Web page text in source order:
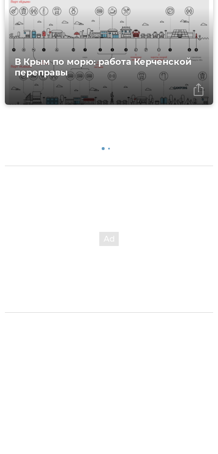
В Крым по морю: работа Керченской
переправы